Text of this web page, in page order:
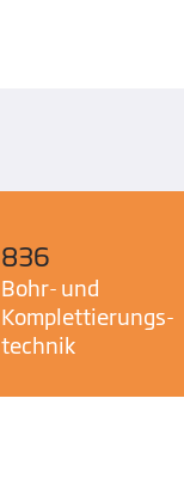
836
Bohr- und
Komplettierungs­
technik